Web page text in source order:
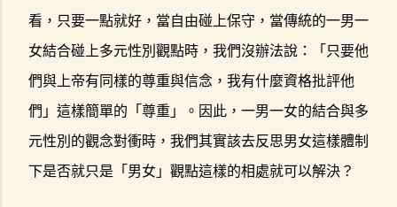
看，只要一點就好，當自由碰上保守，當傳統的一男一
女結合碰上多元性別觀點時，我們沒辦法說：「只要他
們與上帝有同樣的尊重與信念，我有什麼資格批評他
們」這樣簡單的「尊重」。因此，一男一女的結合與多
元性別的觀念對衝時，我們其實該去反思男女這樣體制
下是否就只是「男女」觀點這樣的相處就可以解決？